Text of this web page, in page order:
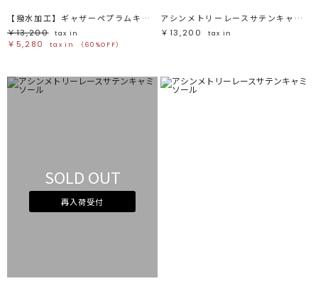
【撥水加工】ギャザーペプラムキャミソール
￥13,200
tax in
￥5,280 tax in （60%OFF）
アシンメトリーレースサテンキャミソール
￥13,200
tax in
SOLD OUT
再入荷受付